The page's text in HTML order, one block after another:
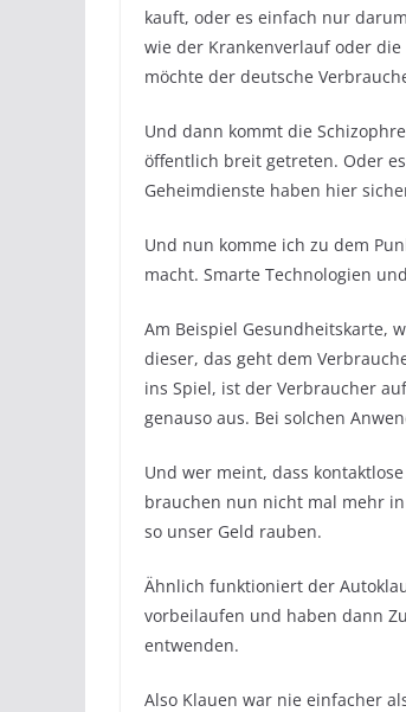
kauft, oder es einfach nur
wie der Krankenverlauf oder
möchte der deutsche
Und dann kommt die
öffentlich breit getreten. Oder
Geheimdienste haben hier
Und nun komme ich zu dem
macht. Smarte Technologien
Am Beispiel Gesundheitskarte,
dieser, das geht dem
ins Spiel, ist der Verbraucher
genauso aus. Bei solchen
Und wer meint, dass
brauchen nun nicht mal mehr
so unser Geld rauben.
Ähnlich funktioniert der
vorbeilaufen und haben dann
entwenden.
Also Klauen war nie einfacher